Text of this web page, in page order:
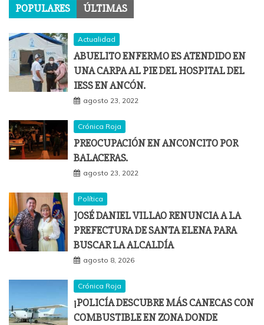
POPULARES ÚLTIMAS
Actualidad
ABUELITO ENFERMO ES ATENDIDO EN
UNA CARPA AL PIE DEL HOSPITAL DEL
IESS EN ANCÓN.
agosto 23, 2022
Crónica Roja
PREOCUPACIÓN EN ANCONCITO POR
BALACERAS.
agosto 23, 2022
Política
JOSÉ DANIEL VILLAO RENUNCIA A LA
PREFECTURA DE SANTA ELENA PARA
BUSCAR LA ALCALDÍA
agosto 8, 2026
Crónica Roja
¡POLICÍA DESCUBRE MÁS CANECAS CON
COMBUSTIBLE EN ZONA DONDE